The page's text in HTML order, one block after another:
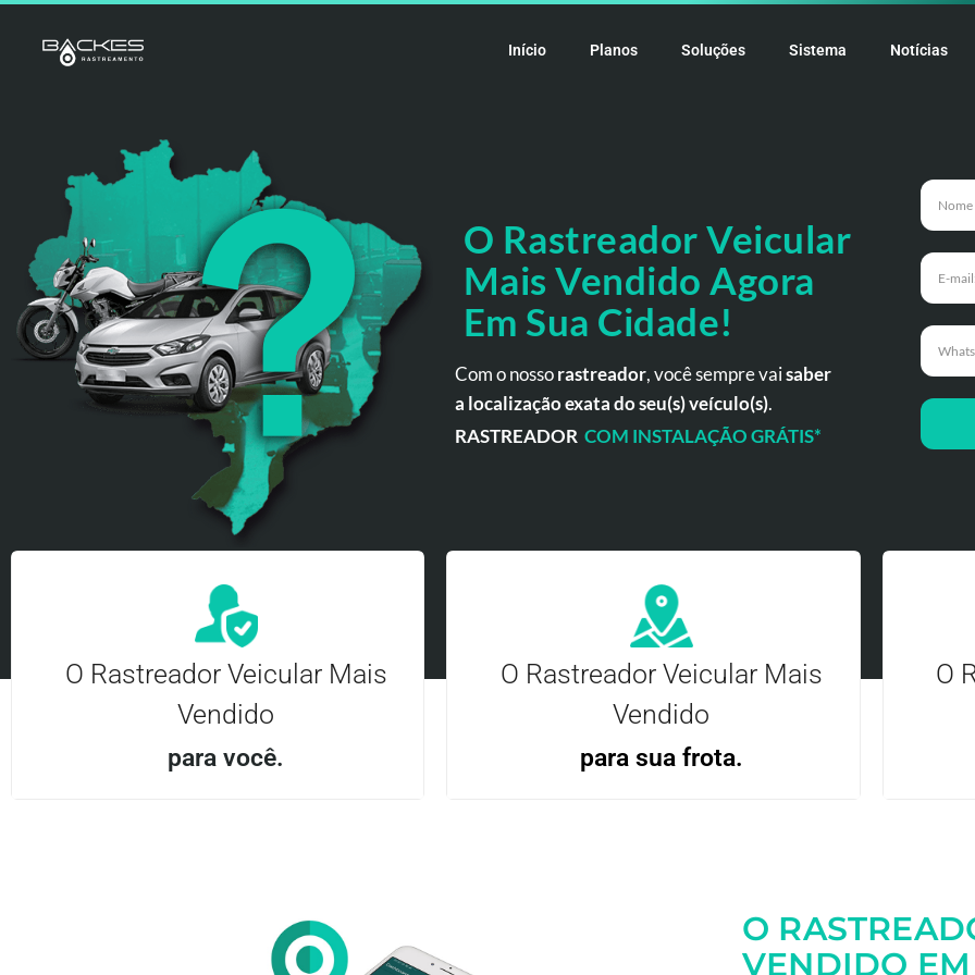
Início Planos Soluções Sistema Notícias
O RastreadorVeicular
Mais Vendido Agora
Em Sua Cidade!
Com o nossorastreador, você sempre vaisaber
a localização exata do seu(s) veículo(s).
RASTREADOR COM INSTALAÇÃO GRÁTIS*
O Rastreador Veicular Mais
Vendido
para você.
Entre em contato
O Rastreador Veicular Mais
Vendido
para sua frota.
O
O
VENDIDO